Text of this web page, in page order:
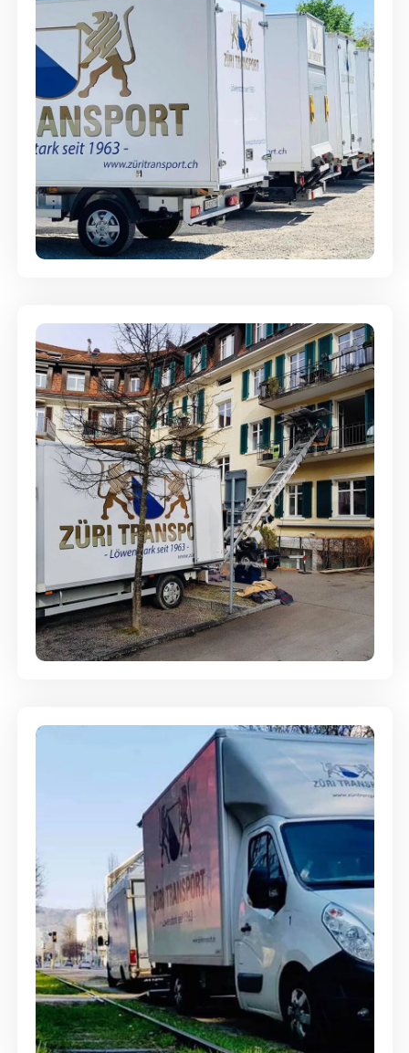
Möbellagerung - Alles sicher
aufbewahrt
Entsorgung & Räumung
Ein- und Auspackservice